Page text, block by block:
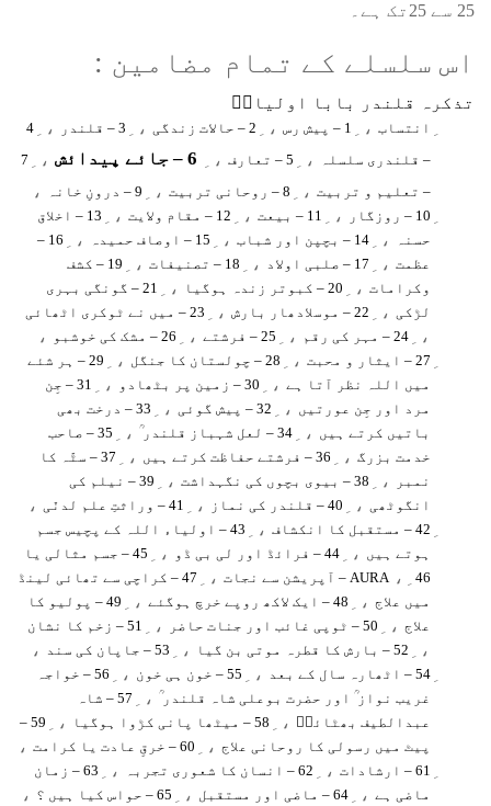
25 سے 25تک ہے۔
اس سلسلے کے تمام مضامین :
تذکرہ قلندر بابا اولیاءؒ
انتساب ، ِ 1 – پیش رس ، ِ 2 – حالات زندگی ، ِ 3 – قلندر ، ِ 4
– قلندری سلسلہ
، ِ 5 – تعارف ، ِ 6 – جائے پیدائش ، ِ
7
– تعلیم و تربیت ، ِ 8 – روحانی تربیت ، ِ 9 – درونِ خانہ
،
10 – روزگار ، ِ 11 – بیعت ، ِ 12 – مقام ولایت ، ِ
13 – اخلاق
حسنہ
، ِ 14 – بچپن اور شباب ، ِ 15 – اوصاف حمیدہ ، ِ
16 –
عظمت ، ِ 17 – صلبی اولاد ، ِ 18 – تصنیفات ، ِ
19 – کشف
وکرامات ، ِ 20 – کبوتر زندہ ہوگیا ، ِ
21 – گونگی بہری
لڑکی ، ِ 22 – موسلادھار بارش ، ِ 23 – میں نے ٹوکری اٹھائی
، ِ 24 – مہر کی رقم ، ِ 25 – فرشتے ، ِ 26 – مشک کی خوشبو
،
27 – ایثار و محبت ، ِ 28 – چولستان کا جنگل ، ِ
29 – ہر شئے
میں اللہ نظر آتا ہے ، ِ 30 – زمین پر بٹھادو ، ِ
31 – جِن
مرد اور جِن عورتیں ، ِ 32 – پیش گوئی ، ِ
33 – درخت بھی
باتیں کرتے ہیں ، ِ 34 – لعل شہباز قلندر ؒ ، ِ
35 – صاحب
خدمت بزرگ ، ِ 36 – فرشتے حفاظت کرتے ہیں ، ِ
37 – سٹّہ کا
نمبر
، ِ 38 – بیوی بچوں کی نگہداشت ، ِ
39 – نیلم کی
انگوٹھی ، ِ 40 – قلندر کی نماز ، ِ 41 – وراثتِ علم لدنّی
،
42 – مستقبل کا انکشاف ، ِ
43 – اولیاء اللہ کے پچیس جسم
ہوتے ہیں ، ِ 44 – فرائڈ اور لی بی ڈو ، ِ
45 – جسم مثالی یا
AURA ، ِ 46 – آپریشن سے نجات ، ِ
47 – کراچی سے تھائی لینڈ
میں علاج ، ِ 48 – ایک لاکھ روپے خرچ ہوگئے ، ِ
49 – پولیو کا
علاج ، ِ 50 – ٹوپی غائب اور جنات حاضر ، ِ 51 – زخم کا نشان
، ِ 52 – بارش کا قطرہ موتی بن گیا ، ِ 53 – جاپان کی سند
،
54 – اٹھارہ سال کے بعد ، ِ 55 – خون ہی خون ، ِ
56 – خواجہ
غریب نواز ؒ اور حضرت بوعلی شاہ قلندر ؒ ، ِ
57 – شاہ
عبدالطیف بھٹائیؒ ، ِ 58 – میٹھا پانی کڑوا ہوگیا ، ِ
59 –
پیٹ میں رسولی کا روحانی علاج ، ِ 60 – خرقِ عادت یا کرامت
،
61 – ارشادات ، ِ 62 – انسان کا شعوری تجربہ ، ِ
63 – زمان
ماضی ہے ، ِ 64 – ماضی اور مستقبل ، ِ 65 – حواس کیا ہیں ؟
،